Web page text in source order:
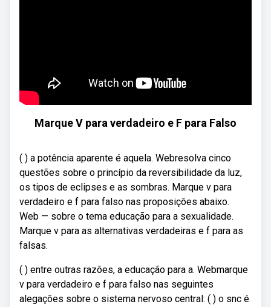
Marque V para verdadeiro e F para Falso
( ) a potência aparente é aquela. Webresolva cinco
questões sobre o princípio da reversibilidade da luz,
os tipos de eclipses e as sombras. Marque v para
verdadeiro e f para falso nas proposições abaixo.
Web — sobre o tema educação para a sexualidade.
Marque v para as alternativas verdadeiras e f para as
falsas.
( ) entre outras razões, a educação para a. Webmarque
v para verdadeiro e f para falso nas seguintes
alegações sobre o sistema nervoso central: ( ) o snc é